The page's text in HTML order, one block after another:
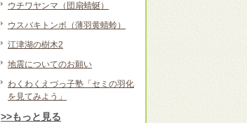
ウチワヤンマ（団扇蜻蜒）
ウスバキトンボ（薄羽黄蜻蛉）
江津湖の樹木2
地震についてのお願い
わくわくえづっ子塾「セミの羽化
を見てみよう」
>>もっと見る